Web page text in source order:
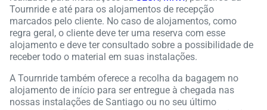
Tournride e até para os alojamentos de recepção
marcados pelo cliente. No caso de alojamentos, como
regra geral, o cliente deve ter uma reserva com esse
alojamento e deve ter consultado sobre a possibilidade de
receber todo o material em suas instalações.
A Tournride também oferece a recolha da bagagem no
alojamento de início para ser entregue à chegada nas
nossas instalações de Santiago ou no seu último